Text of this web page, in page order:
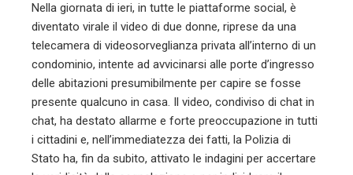
Nella giornata di ieri, in tutte le piattaforme social, è
diventato virale il video di due donne, riprese da una
telecamera di videosorveglianza privata all’interno di un
condominio, intente ad avvicinarsi alle porte d’ingresso
delle abitazioni presumibilmente per capire se fosse
presente qualcuno in casa. Il video, condiviso di chat in
chat, ha destato allarme e forte preoccupazione in tutti
i cittadini e, nell’immediatezza dei fatti, la Polizia di
Stato ha, fin da subito, attivato le indagini per accertare